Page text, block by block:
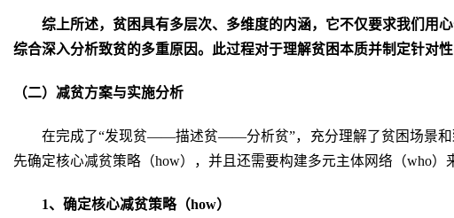
综上所述，贫困具有多层次、多维度的内涵，它不仅要求我们用心
综合深入分析致贫的多重原因。 此过程对于理解贫困本质并制定针对
（二）减贫方案与实施分析
在完成了“发现贫——描述贫——分析贫”，充分理解了贫困场景和
先确定核心减贫策略（how），并且还需要构建多元主体网络（who）
1、确定核心减贫策略（how）